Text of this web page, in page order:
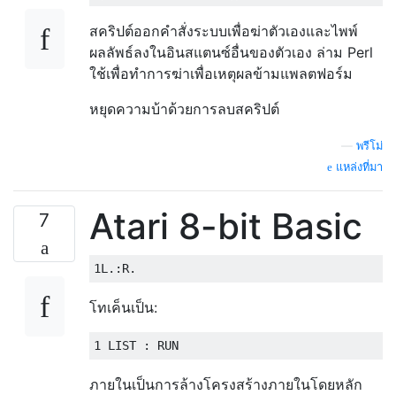
สคริปต์ออกคำสั่งระบบเพื่อฆ่าตัวเองและไพพ์
ผลลัพธ์ลงในอินสแตนซ์อื่นของตัวเอง ล่าม Perl
ใช้เพื่อทำการฆ่าเพื่อเหตุผลข้ามแพลตฟอร์ม
หยุดความบ้าด้วยการลบสคริปต์
พรีโม่
แหล่งที่มา
7 Atari 8-bit Basic
โทเค็นเป็น:
ภายในเป็นการล้างโครงสร้างภายในโดยหลัก